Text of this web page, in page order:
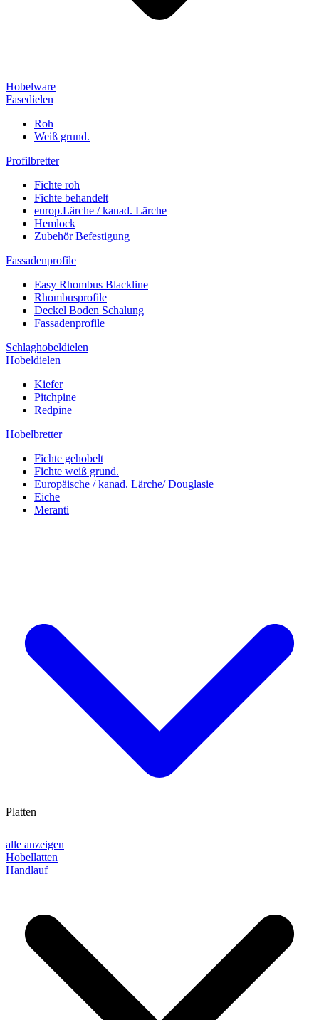
Hobelware
Fasedielen
Roh
Weiß grund.
Profilbretter
Fichte roh
Fichte behandelt
europ.Lärche / kanad. Lärche
Hemlock
Zubehör Befestigung
Fassadenprofile
Easy Rhombus Blackline
Rhombusprofile
Deckel Boden Schalung
Fassadenprofile
Schlaghobeldielen
Hobeldielen
Kiefer
Pitchpine
Redpine
Hobelbretter
Fichte gehobelt
Fichte weiß grund.
Europäische / kanad. Lärche/ Douglasie
Eiche
Meranti
alle anzeigen
Hobellatten
Handlauf
Platten